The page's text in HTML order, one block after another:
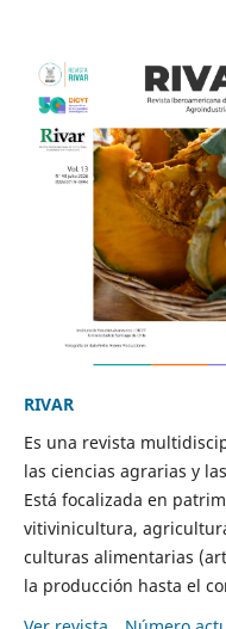
RIVAR
Es una revista
las ciencias agrarias y
Está focalizada en
vitivinicultura,
culturas alimentarias
la producción hasta el